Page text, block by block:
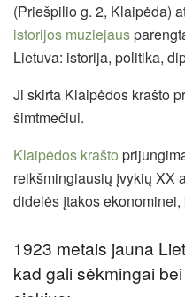
(Priešpilio g. 2, Klaipėda)
istorijos muziejaus
Lietuva: istorija, politika,
Ji skirta Klaipėdos krašto
šimtmečiui.
Klaipėdos krašto
reikšmingiausių įvykių XX
didelės įtakos
1923 metais jauna
kad gali sėkmingai